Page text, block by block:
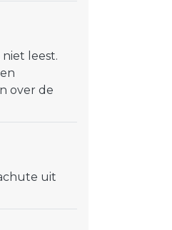
leest.
over de
uit